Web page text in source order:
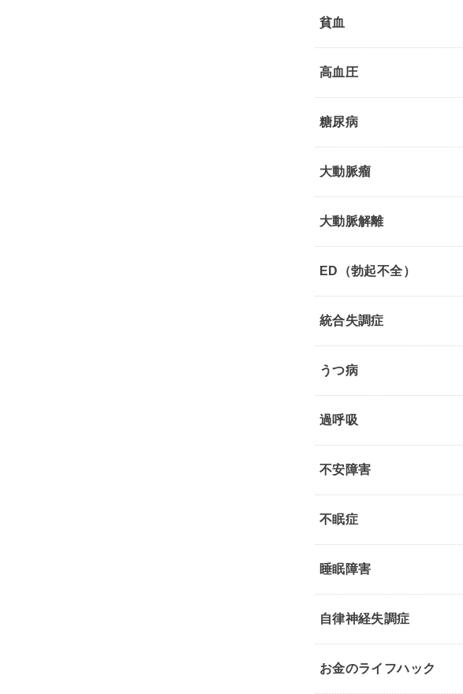
貧血
高血圧
糖尿病
大動脈瘤
大動脈解離
ED（勃起不全）
統合失調症
うつ病
過呼吸
不安障害
不眠症
睡眠障害
自律神経失調症
お金のライフハック